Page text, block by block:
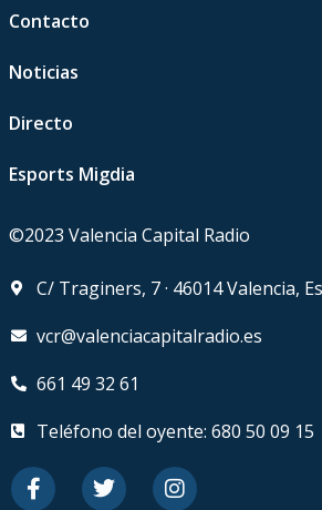
Contacto
Noticias
Directo
Esports Migdia
©2023 Valencia Capital Radio
C/ Traginers, 7 · 46014 Valencia,
vcr@valenciacapitalradio.es
661 49 32 61
Teléfono del oyente: 680 50 09 15